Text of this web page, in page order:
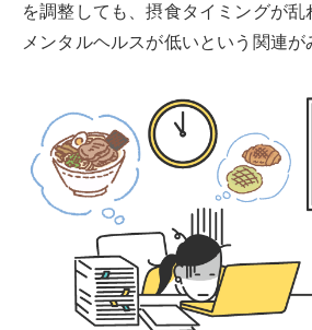
を調整しても、摂食タイミングが
メンタルヘルスが低いという関連が